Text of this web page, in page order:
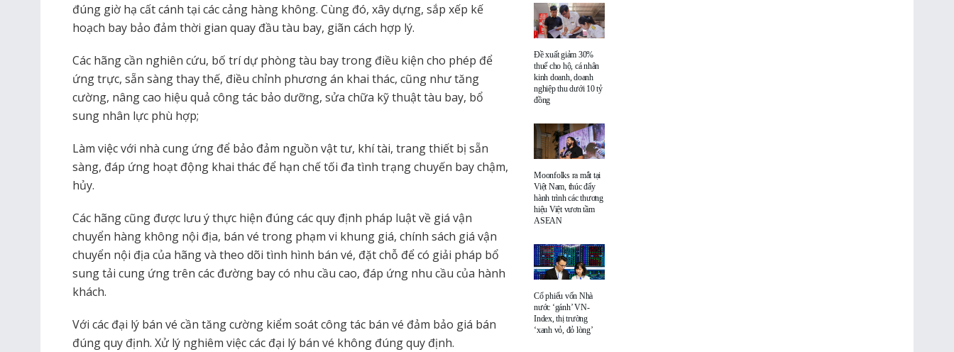
đúng giờ hạ cất cánh tại các cảng hàng không. Cùng đó, xây dựng, sắp xếp kế
hoạch bay bảo đảm thời gian quay đầu tàu bay, giãn cách hợp lý.
Các hãng cần nghiên cứu, bố trí dự phòng tàu bay trong điều kiện cho phép để
ứng trực, sẵn sàng thay thế, điều chỉnh phương án khai thác, cũng như tăng
cường, nâng cao hiệu quả công tác bảo dưỡng, sửa chữa kỹ thuật tàu bay, bổ
sung nhân lực phù hợp;
Làm việc với nhà cung ứng để bảo đảm nguồn vật tư, khí tài, trang thiết bị sẵn
sàng, đáp ứng hoạt động khai thác để hạn chế tối đa tình trạng chuyến bay chậm,
hủy.
Các hãng cũng được lưu ý thực hiện đúng các quy định pháp luật về giá vận
chuyển hàng không nội địa, bán vé trong phạm vi khung giá, chính sách giá vận
chuyển nội địa của hãng và theo dõi tình hình bán vé, đặt chỗ để có giải pháp bổ
sung tải cung ứng trên các đường bay có nhu cầu cao, đáp ứng nhu cầu của hành
khách.
Với các đại lý bán vé cần tăng cường kiểm soát công tác bán vé đảm bảo giá bán
đúng quy định. Xử lý nghiêm việc các đại lý bán vé không đúng quy định.
Đề xuất giảm 30%
thuế cho hộ, cá nhân
kinh doanh, doanh
nghiệp thu dưới 10 tỷ
đồng
Moonfolks ra mắt tại
Việt Nam, thúc đẩy
hành trình các thương
hiệu Việt vươn tầm
ASEAN
Cổ phiếu vốn Nhà
nước ‘gánh’ VN-
Index, thị trường
‘xanh vỏ, đỏ lòng’